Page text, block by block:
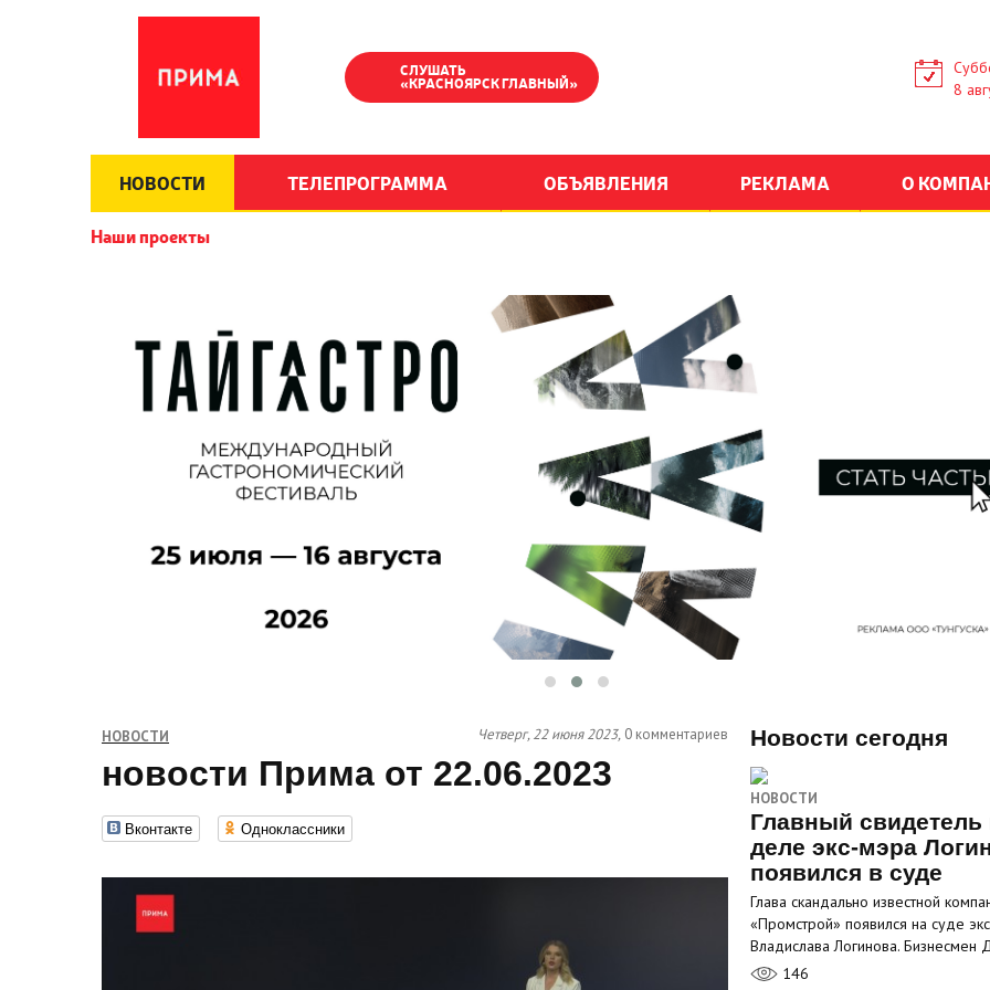
СЛУШАТЬ
«КРАСНОЯРСК ГЛАВНЫЙ»
8
НОВОСТИ ТЕЛЕПРОГРАММА ОБЪЯВЛЕНИЯ РЕКЛАМА О
Наши проекты
НОВОСТИ Четверг, 22 июня 2023, 0 комментариев
новости Прима от 22.06.2023
Вконтакте Одноклассники
Новости сегодня
НОВОСТИ
Главный свидетель
деле экс-мэра
появился в суде
Глава скандально известной
«Промстрой» появился на суде
Владислава Логинова. Бизнесмен
146